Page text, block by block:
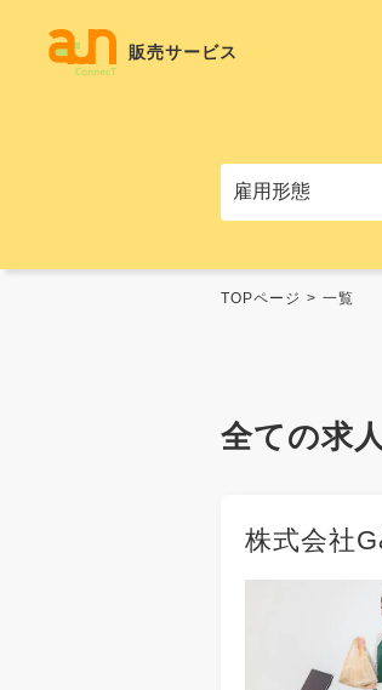
販売サービス
TOPページ 一覧
全ての求
株式会社